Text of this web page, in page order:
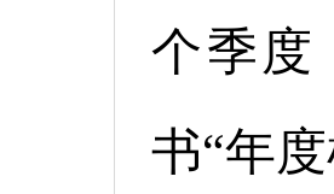
个季度
书“年